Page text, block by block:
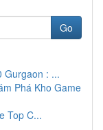
Go
Gurgaon : ...
Phá Kho Game
Top C...